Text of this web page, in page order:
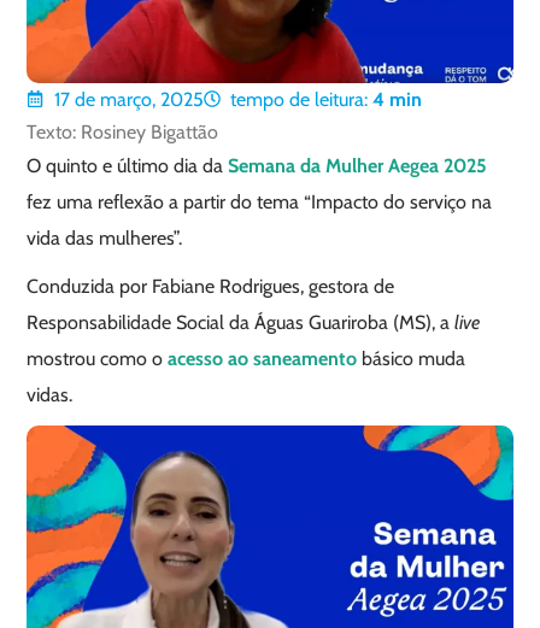
17 de março, 2025 tempo de leitura: 4 min
Texto: Rosiney Bigattão
O quinto e último dia daSemana da Mulher Aegea 2025
fez uma reflexão a partir do tema “Impacto do serviço na
vida das mulheres”.
Conduzida por Fabiane Rodrigues, gestora de
Responsabilidade Social da Águas Guariroba (MS), alive
mostrou como oacesso ao saneamento básico muda
vidas.